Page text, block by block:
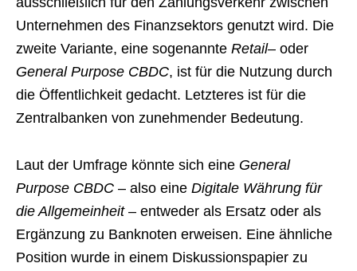
Unternehmen des Finanzsektors genutzt wird. Die
zweite Variante, eine sogenannte Retail– oder
General Purpose CBDC, ist für die Nutzung durch
die Öffentlichkeit gedacht. Letzteres ist für die
Zentralbanken von zunehmender Bedeutung.
Laut der Umfrage könnte sich eine General
Purpose CBDC – also eine Digitale Währung für
die Allgemeinheit– entweder als Ersatz oder als
Ergänzung zu Banknoten erweisen. Eine ähnliche
Position wurde in einem Diskussionspapier zu